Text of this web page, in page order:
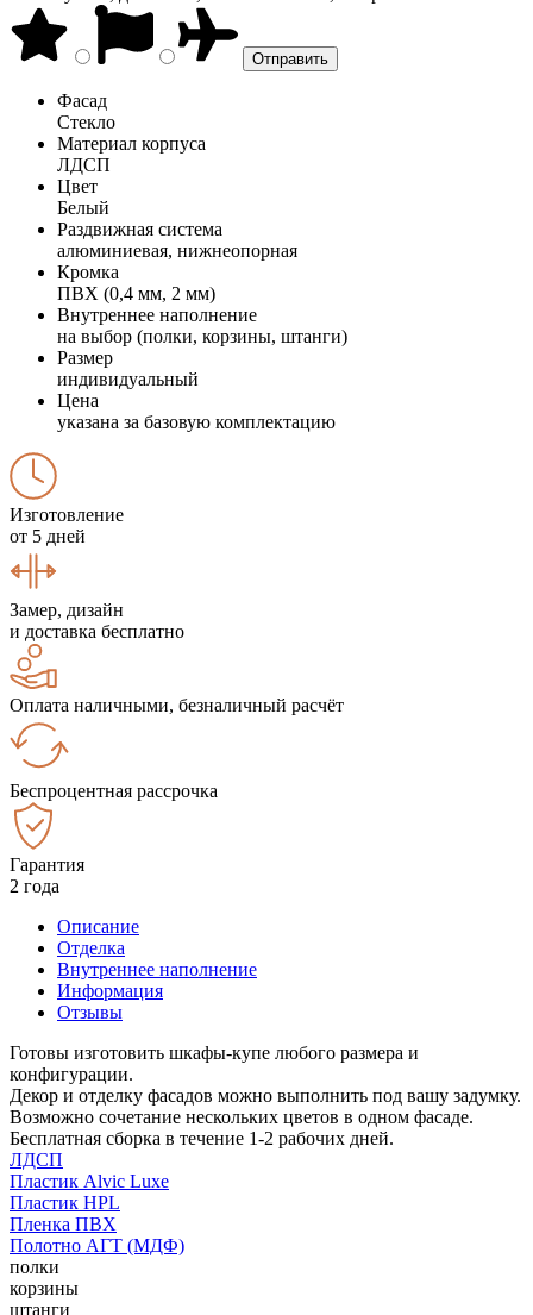
Фасад
Стекло
Материал корпуса
ЛДСП
Цвет
Белый
Раздвижная система
алюминиевая, нижнеопорная
Кромка
ПВХ (0,4 мм, 2 мм)
Внутреннее наполнение
на выбор (полки, корзины, штанги)
Размер
индивидуальный
Цена
указана за базовую комплектацию
Изготовление
от 5 дней
Замер, дизайн
и доставка бесплатно
Оплата наличными, безналичный расчёт
Беспроцентная рассрочка
Гарантия
2 года
Описание
Отделка
Внутреннее наполнение
Информация
Отзывы
Готовы изготовить шкафы-купе любого размера и
конфигурации.
Декор и отделку фасадов можно выполнить под вашу задумку.
Возможно сочетание нескольких цветов в одном фасаде.
Бесплатная сборка в течение 1-2 рабочих дней.
ЛДСП
Пластик Alvic Luxe
Пластик HPL
Пленка ПВХ
Полотно АГТ (МДФ)
полки
корзины
штанги